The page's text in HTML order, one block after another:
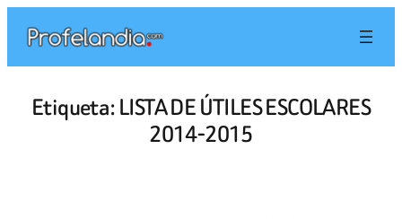
contenido
Etiqueta:LISTA DE ÚTILES ESCOLARES
2014-2015